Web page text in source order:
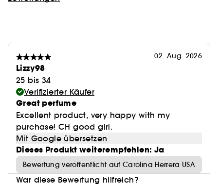
02. Aug. 2026
Lizzy98
25 bis 34
Verifizierter Käufer
Great perfume
Excellent product, very happy with my
purchase! CH good girl.
Mit Google übersetzen
Dieses Produkt weiterempfehlen: Ja
Bewertung veröffentlicht auf Carolina Herrera USA
War diese Bewertung hilfreich?